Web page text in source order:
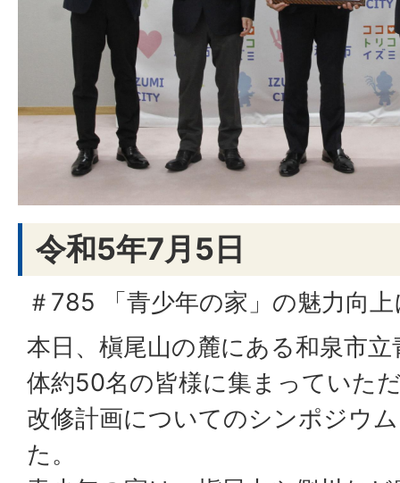
令和5年7月5日
＃785 「青少年の家」の魅力向
本日、槇尾山の麓にある和泉市
体約50名の皆様に集まっていた
改修計画についてのシンポジウ
た。